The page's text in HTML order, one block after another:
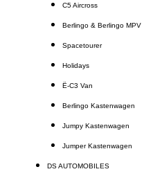
C5 Aircross
Berlingo & Berlingo MPV
Spacetourer
Holidays
Ë-C3 Van
Berlingo Kastenwagen
Jumpy Kastenwagen
Jumper Kastenwagen
DS AUTOMOBILES